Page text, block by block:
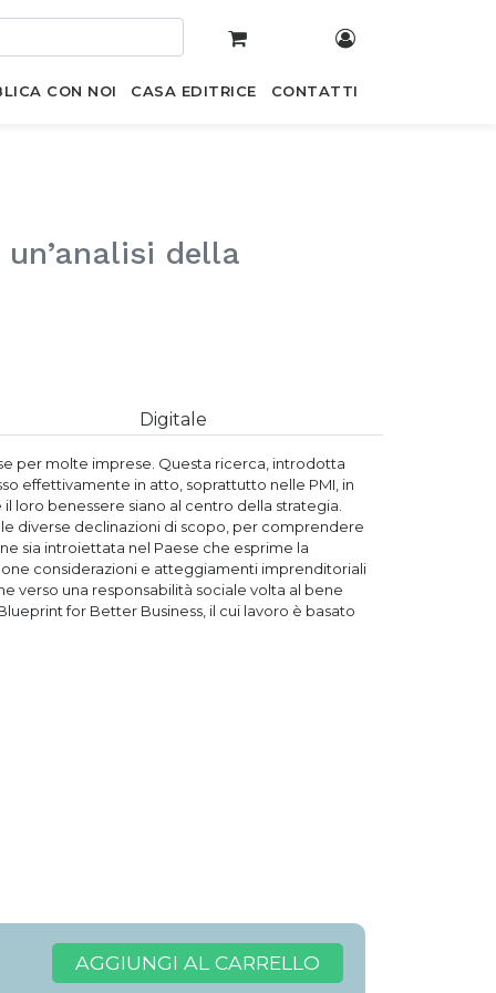
CON NOI CASA EDITRICE CONTATTI
della
Digitale
per molte imprese. Questa ricerca, introdotta
effettivamente in atto, soprattutto nelle PMI, in
loro benessere siano al centro della strategia.
diverse declinazioni di scopo, per comprendere
sia introiettata nel Paese che esprime la
considerazioni e atteggiamenti imprenditoriali
verso una responsabilità sociale volta al bene
for Better Business, il cui lavoro è basato
AGGIUNGI AL CARRELLO